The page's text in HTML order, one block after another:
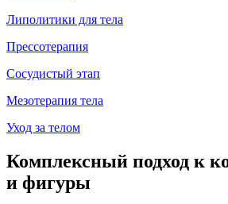
Липолитики для тела
Прессотерапия
Сосудистый этап
Мезотерапия тела
Уход за телом
Комплексный подход к
и фигуры